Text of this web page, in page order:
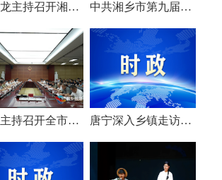
谭何龙主持召开湘乡市第九届市委常委会（扩大）会议 中共湘乡市第九届委员会举行第一次全体会议 选举产生新一届市委常委班子
唐宁主持召开全市安全生产工作会议 唐宁深入乡镇走访调研